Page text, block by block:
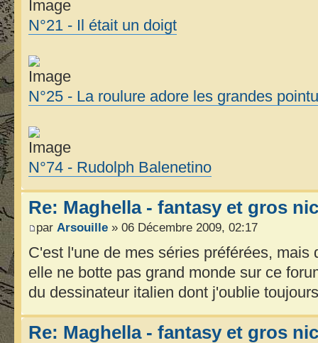
N°21 - Il était un doigt
N°25 - La roulure adore les grandes
N°74 - Rudolph Balenetino
Re: Maghella - fantasy et gros
par Arsouille » 06 Décembre 2009, 02:17
C'est l'une de mes séries préférées, mais
elle ne botte pas grand monde sur ce
du dessinateur italien dont j'oublie
Re: Maghella - fantasy et gros